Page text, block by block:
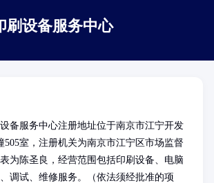
刷设备服务中心
备服务中心注册地址位于南京市江宁开发
505室，注册机关为南京市江宁区市场监督
为陈圣良，经营范围包括印刷设备、电脑
调试、维修服务。（依法须经批准的项